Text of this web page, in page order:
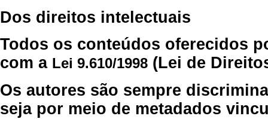
Dos direitos intelectuais
Todos os conteúdos oferecidos
com a Lei 9.610/1998 (Lei de
Os autores são sempre
seja por meio de metadados